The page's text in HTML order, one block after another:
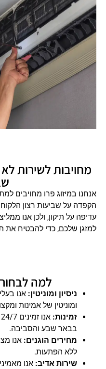
מחויבות לשירות
אנחנו במיזוג פרו מחויבים
הקפדה על שביעות רצון
עדיפה על תיקון, ולכן אנו
למזגן שלכם, כדי להבטיח את
למה לבחור
ניסיון ומוניטין: אנו
ומוניטין של אמינות
זמינות:
בבאר שבע והסביבה.
מחירים הוגנים: אנו
ללא הפתעות.
שירות אדיב: אנו